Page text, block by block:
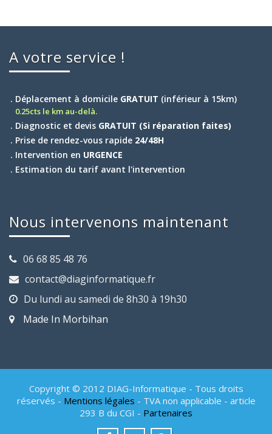
A votre service !
. Déplacement à domicile GRATUIT (inférieur à 15km)
0.25cts le km au-delà.
. Diagnostic et devis GRATUIT (Si réparation faites)
. Prise de rendez-vous rapide 24/48H
. Intervention en URGENCE
. Estimation du tarif avant l'intervention
Nous intervenons maintenant
06 68 85 48 76
contact@diaginformatique.fr
Du lundi au samedi de 8h30 à 19h30
Made In Morbihan
Copyright © 2012 DIAG-Informatique - Tous droits
réservés - Mentions légales - TVA non applicable - article
293 B du CGI - Partenaires